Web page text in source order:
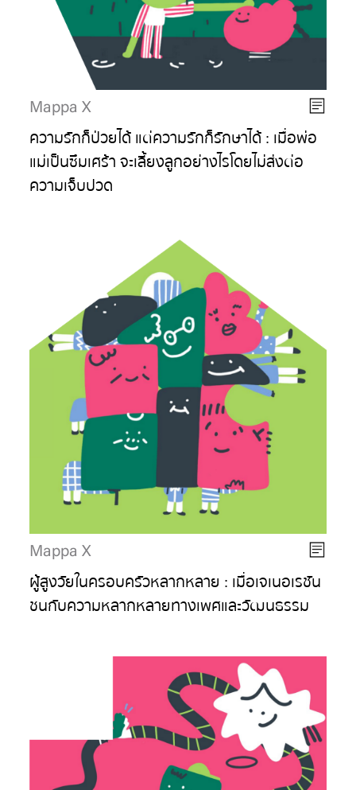
Mappa X
ความรักก็ป่วยได้ แต่ความรักก็รักษาได้ : เมื่อพ่อ
แม่เป็นซึมเศร้า จะเลี้ยงลูกอย่างไรโดยไม่ส่งต่อ
ความเจ็บปวด
Mappa X
ผู้สูงวัยในครอบครัวหลากหลาย : เมื่อเจเนอเรชัน
ชนกับความหลากหลายทางเพศและวัฒนธรรม